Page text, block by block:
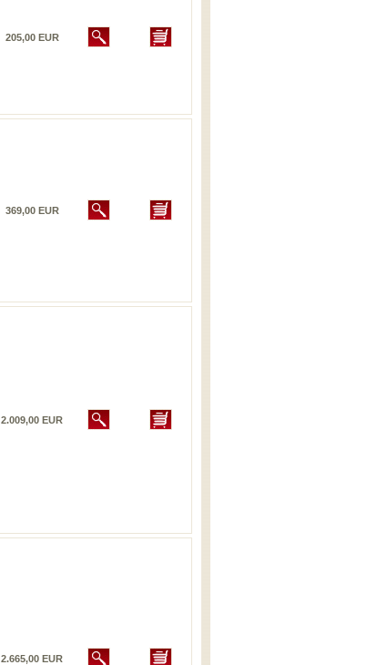
205,00 EUR
369,00 EUR
2.009,00 EUR
2.665,00 EUR